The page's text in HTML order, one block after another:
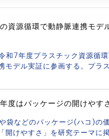
資源循環で動静脈連携モ
7年度プラスチック資源循環
モデル実証に参画する。プラ
はパッケージの開けやす
袋などのパッケージ(ハコ)の
開けやすさ」を研究テーマに